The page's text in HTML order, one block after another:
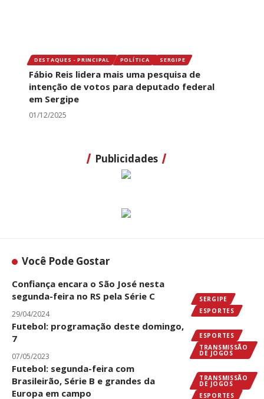
DESTAQUES - PRINCIPAL POLÍTICA SERGIPE
Fábio Reis lidera mais uma pesquisa de
intenção de votos para deputado federal
em Sergipe
01/12/2025
Publicidades
Você Pode Gostar
SERGIPE
ESPORTES
Confiança encara o São José nesta
segunda-feira no RS pela Série C
29/04/2024
ESPORTES
TRANSMISSÃO
DE JOGOS
Futebol: programação deste domingo,
7
07/05/2023
TRANSMISSÃO
DE JOGOS
ESPORTES
Futebol: segunda-feira com
Brasileirão, Série B e grandes da
Europa em campo